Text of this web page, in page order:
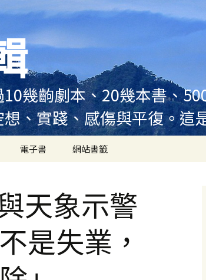
幾齣劇本、20幾本書、
、實踐、感傷與平復。這
電子書 網站書籤
天象示警
是失業，